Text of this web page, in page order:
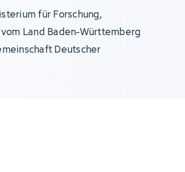
für Forschung,
Land Baden-Württemberg
Deutscher